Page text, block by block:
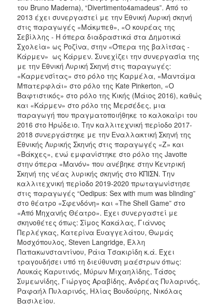
του Bruno Maderna), “Divertimento4amadeus”. Από το
2013 έχει συνεργαστεί με την Εθνική Λυρική σκηνή
στις παραγωγές «Μάκμπεθ», «Ο κουρέας της
Σεβίλλης - Η όπερα διαδραστικά στα Δημοτικά
Σχολεία» ως Ροζίνα, στην «Όπερα της βαλίτσας -
Κάρμεν» ως Κάρμεν. Συνεχίζει την συνεργασία της
με την Εθνική Λυρική Σκηνή στις παραγωγές:
«Καρμενσίτας» στο ρόλο της Καρμέλα, «Μαντάμα
Μπατερφλάι» στο ρόλο της Kate Pinkerton, «Ο
Βαφτιστικός» στο ρόλο της Κικής (Μάιος 2016), καθώς
και «Κάρμεν» στο ρόλο της Μερσέδες, μια
παραγωγή που πραγματοποιήθηκε το καλοκαίρι του
2016 στο Ηρώδειο. Την καλλιτεχνική περίοδο 2017-
2018 συνεργάστηκε με την Εναλλακτική Σκηνή της
Εθνικής Λυρικής Σκηνής στις παραγωγές «Ζ» και
«Βάκχες», ενώ εμφανίστηκε στο ρόλο της Javotte
στην όπερα «Μανόν» που ανέβηκε στην Κεντρική
Σκηνή της νέας λυρικής σκηνής στο ΚΠΙΣΝ. Την
καλλιτεχνική περίοδο 2019-2020 πρωταγωνίστησε
στις παραγωγές “Oedipus: Sex with mum was blinding”
στο θέατρο «Σφενδόνη» και «The Shell Game” στο
«Από Μηχανής Θέατρο». Έχει συνεργαστεί με
σκηνοθέτες όπως: Σίμος Κακάλας, Γιάννος
Περλέγκας, Κατερίνα Ευαγγελάτου, Θωμάς
Μοσχόπουλος, Steven Langridge, Έλλη
Παπακωνσταντίνου, Ράια Τσακιρίδη κ.ά. Έχει
τραγουδήσει υπό τη διεύθυνση μαέστρων όπως:
Λουκάς Καρυτινός, Μύρων Μιχαηλίδης, Τάσος
Συμεωνίδης, Γιώργος Αραβίδης, Ανδρέας Πυλαρινός,
Ραφαήλ Πυλαρινός, Ηλίας Βουδούρης, Νικόλας
Βασιλείου.